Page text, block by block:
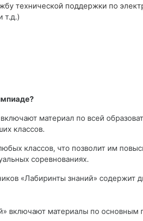
технической поддержки по
т.д.)
материал по всей
классов.
классов, что позволит им
соревнованиях.
«Лабиринты знаний» содержит
включают материалы по основным